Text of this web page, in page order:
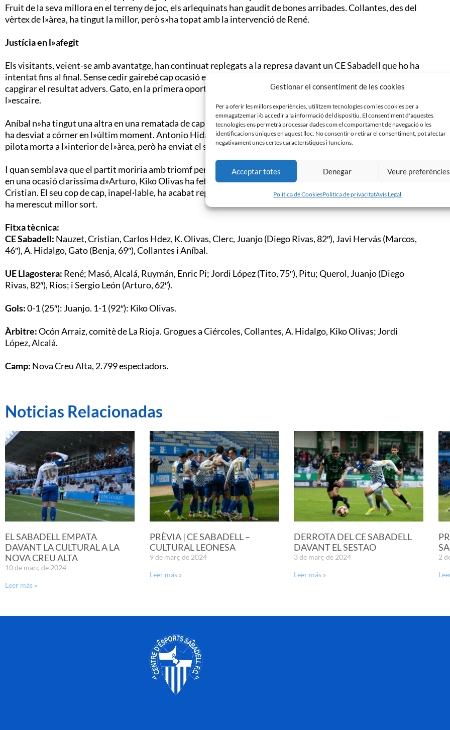
Gestionar el consentiment de les cookies
Per a oferir les millors experiències, utilitzem tecnologies com les cookies per a
emmagatzemar i/o accedir a la informació del dispositiu. El consentiment d'aquestes
tecnologies ens permetrà processar dades com el comportament de navegació o les
identificacions úniques en aquest lloc. No consentir o retirar el consentiment, pot afectar
negativament unes certes característiques i funcions.
Acceptar totes Denegar Veure preferències
Politica de CookiesPolitica de privacitatAvis Legal
Fruit de la seva millora en el terreny de joc, els arlequinats han gaudit de bones arribades. Collantes, des del
vèrtex de l»àrea, ha tingut la millor, però s»ha topat amb la intervenció de René.
Justícia en l»afegit
Els visitants, veient-se amb avantatge, han continuat replegats a la represa davant un CE Sabadell que ho ha
intentat fins al final. Sense cedir gairebé cap ocasió en contra, els de Mandiá s»han abocat a l»atac per
capgirar el resultat advers. Gato, en la primera oportunitat del segon temps, ha enviat la pilota fregant
l»escaire.
Aníbal n»ha tingut una altra en una rematada de cap després d»una centrada de Marcos. Malgrat tot, René
ha desviat a córner en l»últim moment. Antonio Hidalgo ha completat el carrusel d»ocasions en caçar una
pilota morta a l»interior de l»àrea, però ha enviat el seu xut als núvols.
I quan semblava que el partit moriria amb triomf per la mínima de la UE Llagostera, que ha pogut sentenciar
en una ocasió claríssima d»Arturo, Kiko Olivas ha fet justícia en pescar una centrada mil·limètrica de
Cristian. El seu cop de cap, inapel·lable, ha acabat repartint els punts en un duel català en què el CE Sabadell
ha merescut millor sort.
Fitxa tècnica:
CE Sabadell: Nauzet, Cristian, Carlos Hdez, K. Olivas, Clerc, Juanjo (Diego Rivas, 82″), Javi Hervás (Marcos,
46″), A. Hidalgo, Gato (Benja, 69″), Collantes i Aníbal.
UE Llagostera: René; Masó, Alcalá, Ruymán, Enric Pi; Jordi López (Tito, 75″), Pitu; Querol, Juanjo (Diego
Rivas, 82″), Ríos; i Sergio León (Arturo, 62″).
Gols:0-1 (25″): Juanjo. 1-1 (92″): Kiko Olivas.
Àrbitre:Ocón Arraiz, comitè de La Rioja. Grogues a Ciércoles, Collantes, A. Hidalgo, Kiko Olivas; Jordi
López, Alcalá.
Camp: Nova Creu Alta, 2.799 espectadors.
Noticias Relacionadas
EL SABADELL EMPATA
DAVANT LA CULTURAL A LA
NOVA CREU ALTA
10 de març de 2024
Leer más »
PRÈVIA | CE SABADELL –
CULTURAL LEONESA
9 de març de 2024
Leer más »
DERROTA DEL CE SABADELL
DAVANT EL SESTAO
3 de març de 2024
Leer más »
2